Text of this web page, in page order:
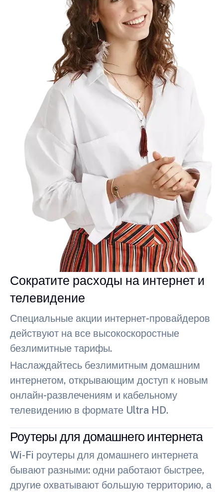
Сократите расходы на интернет и
телевидение
Специальные акции интернет-провайдеров
действуют на все высокоскоростные
безлимитные тарифы.
Наслаждайтесь безлимитным домашним
интернетом, открывающим доступ к новым
онлайн-развлечениям и кабельному
телевидению в формате Ultra HD.
Роутеры для домашнего интернета
Wi-Fi роутеры для домашнего интернета
бывают разными: одни работают быстрее,
другие охватывают большую территорию, а